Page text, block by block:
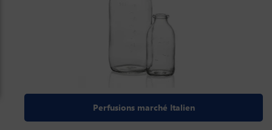
Perfusions marché Italien